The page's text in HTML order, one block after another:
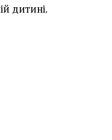
дитині.